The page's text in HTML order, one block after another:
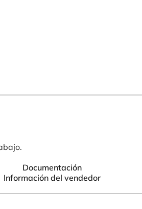
Documentación
Información del vendedor